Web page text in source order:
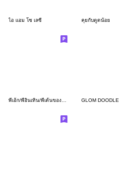
ไอ แอม โซ เลซี่ คุยกับตูดน้อย
GLOM DOODLE